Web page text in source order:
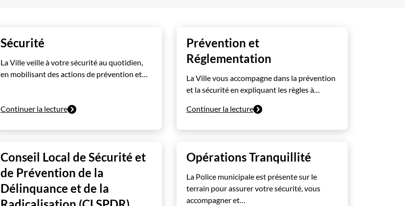
Sécurité
La Ville veille à votre sécurité au quotidien,
en mobilisant des actions de prévention et…
Continuer la lecture
Prévention et
Réglementation
La Ville vous accompagne dans la prévention
et la sécurité en expliquant les règles à…
Continuer la lecture
Conseil Local de Sécurité et
de Prévention de la
Délinquance et de la
Opérations Tranquillité
La Police municipale est présente sur le
terrain pour assurer votre sécurité, vous
accompagner et…